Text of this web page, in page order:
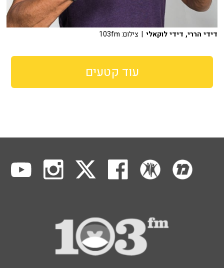
דידי הררי, דידי לוקאלי | צילום: 103fm
עוד קטעים